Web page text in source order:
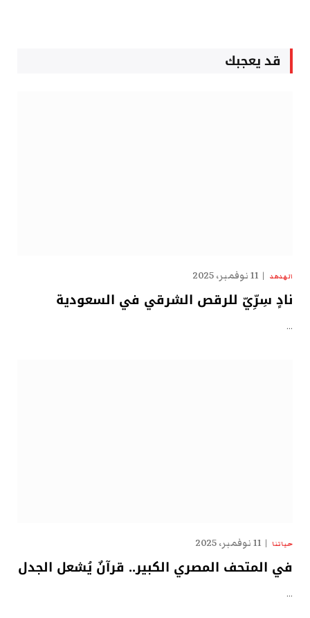
قد يعجبك
الهدهد 11 نوفمبر، 2025
نادٍ سِرِّيّ للرقص الشرقي في السعودية
…
حياتنا 11 نوفمبر، 2025
في المتحف المصري الكبير.. قرآنٌ يُشعل الجدل
…